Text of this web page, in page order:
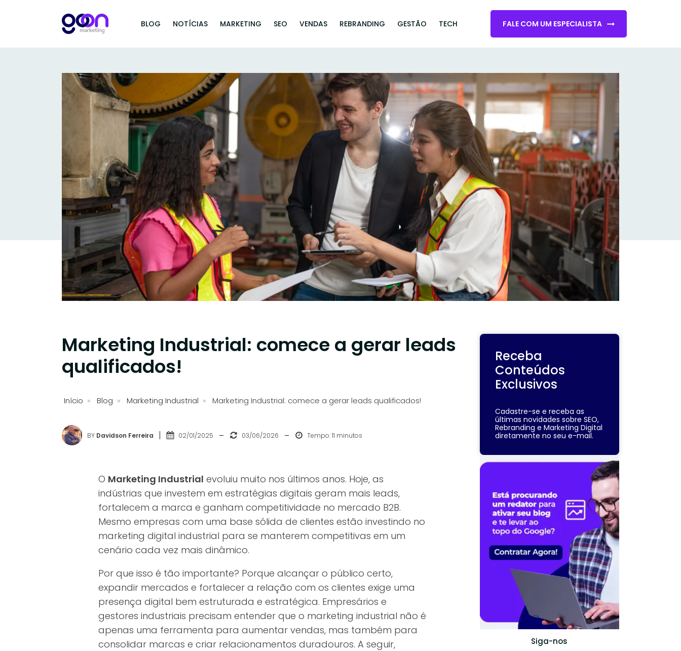
BLOG NOTÍCIAS MARKETING SEO VENDAS REBRANDING GESTÃO TECH FALE COM UM ESPECIALISTA
Marketing Industrial: comece a gerar leads
qualificados!
Início » Blog » Marketing Industrial » Marketing Industrial: comece a gerar leads qualificados!
BY Davidson Ferreira 02/01/2025 03/06/2026 Tempo: 11 minutos
O Marketing Industrial evoluiu muito nos últimos anos. Hoje, as
indústrias que investem em estratégias digitais geram mais leads,
fortalecem a marca e ganham competitividade no mercado B2B.
Mesmo empresas com uma base sólida de clientes estão investindo no
marketing digital industrial para se manterem competitivas em um
cenário cada vez mais dinâmico.
Por que isso é tão importante? Porque alcançar o público certo,
expandir mercados e fortalecer a relação com os clientes exige uma
presença digital bem estruturada e estratégica. Empresários e
gestores industriais precisam entender que o marketing industrial não é
apenas uma ferramenta para aumentar vendas, mas também para
consolidar marcas e criar relacionamentos duradouros. A seguir,
Receba
Conteúdos
Exclusivos
Cadastre-se e receba as
últimas novidades sobre SEO,
Rebranding e Marketing Digital
diretamente no seu e-mail.
Siga-nos